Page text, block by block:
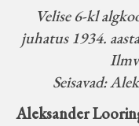
Velise 6-kl
juhatus 1934.
Seisavad:
Aleksander